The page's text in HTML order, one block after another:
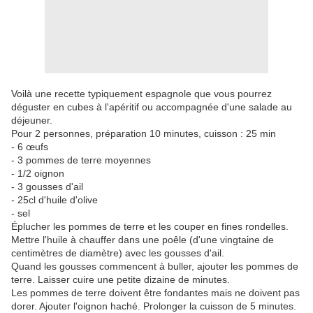
Voilà une recette typiquement espagnole que vous pourrez
déguster en cubes à l'apéritif ou accompagnée d'une salade au
déjeuner.
Pour 2 personnes, préparation 10 minutes, cuisson : 25 min
- 6 œufs
- 3 pommes de terre moyennes
- 1/2 oignon
- 3 gousses d'ail
- 25cl d'huile d'olive
- sel
Éplucher les pommes de terre et les couper en fines rondelles.
Mettre l'huile à chauffer dans une poêle (d'une vingtaine de
centimètres de diamètre) avec les gousses d'ail.
Quand les gousses commencent à buller, ajouter les pommes de
terre. Laisser cuire une petite dizaine de minutes.
Les pommes de terre doivent être fondantes mais ne doivent pas
dorer. Ajouter l'oignon haché. Prolonger la cuisson de 5 minutes.